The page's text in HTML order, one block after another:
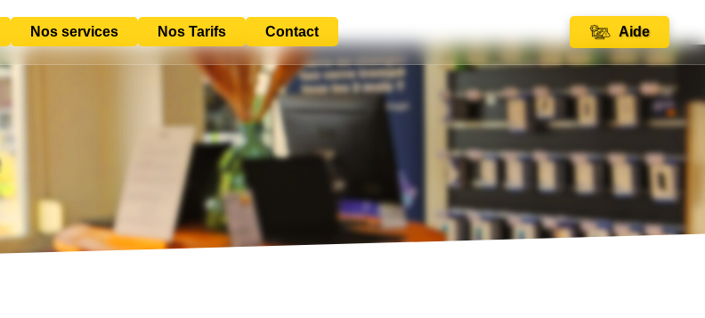
Nos services Nos Tarifs Contact Aide